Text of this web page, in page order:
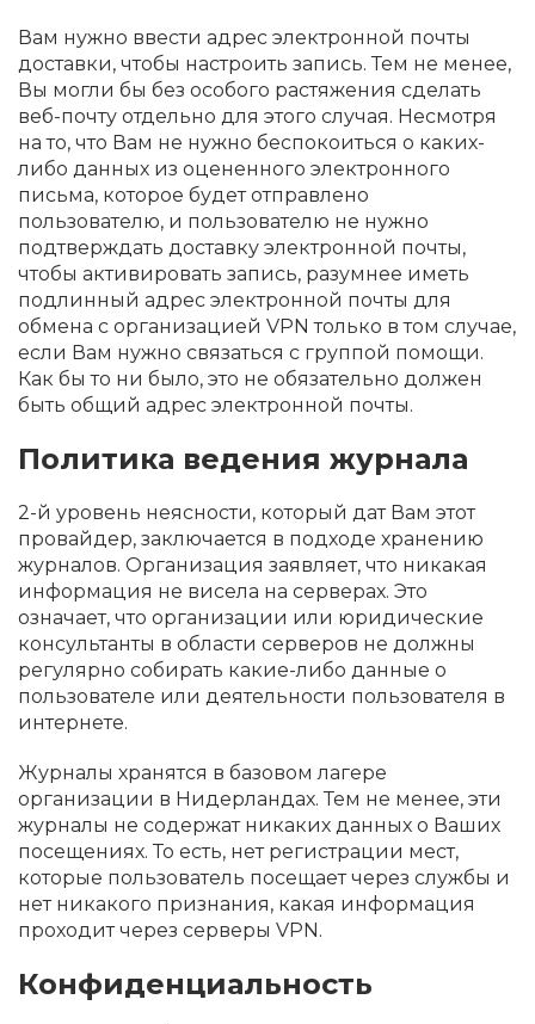
Вам нужно ввести адрес электронной почты
доставки, чтобы настроить запись. Тем не менее,
Вы могли бы без особого растяжения сделать
веб-почту отдельно для этого случая. Несмотря
на то, что Вам не нужно беспокоиться о каких-
либо данных из оцененного электронного
письма, которое будет отправлено
пользователю, и пользователю не нужно
подтверждать доставку электронной почты,
чтобы активировать запись, разумнее иметь
подлинный адрес электронной почты для
обмена с организацией VPN только в том случае,
если Вам нужно связаться с группой помощи.
Как бы то ни было, это не обязательно должен
быть общий адрес электронной почты.
Политика ведения журнала
2-й уровень неясности, который дат Вам этот
провайдер, заключается в подходе хранению
журналов. Организация заявляет, что никакая
информация не висела на серверах. Это
означает, что организации или юридические
консультанты в области серверов не должны
регулярно собирать какие-либо данные о
пользователе или деятельности пользователя в
интернете.
Журналы хранятся в базовом лагере
организации в Нидерландах. Тем не менее, эти
журналы не содержат никаких данных о Ваших
посещениях. То есть, нет регистрации мест,
которые пользователь посещает через службы и
нет никакого признания, какая информация
проходит через серверы VPN.
Конфиденциальность